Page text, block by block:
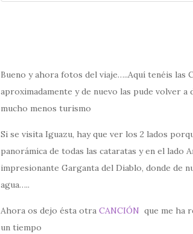
Bueno y ahora fotos del viaje…..Aquí tenéis las
aproximadamente y de nuevo las pude volver
mucho menos turismo
Si se visita Iguazu, hay que ver los 2 lados
panorámica de todas las cataratas y en el lado
impresionante Garganta del Diablo, donde de
agua…..
Ahora os dejo ésta otra CANCIÓN que me ha
un tiempo